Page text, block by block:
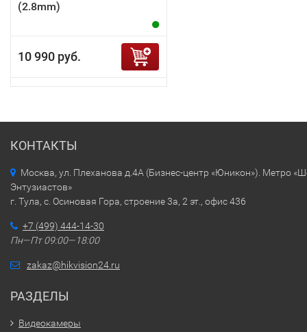
(2.8mm)
10 990 руб.
КОНТАКТЫ
Москва, ул. Плеханова д.4А (Бизнес-центр «Юникон»). Метро
Энтузиастов»
г. Тула, с. Осиновая Гора, строение 3а, 2 эт., офис 436
+7 (499) 444-14-30
Пн—Пт 09:00—18:00
zakaz@hikvision24.ru
РАЗДЕЛЫ
Видеокамеры